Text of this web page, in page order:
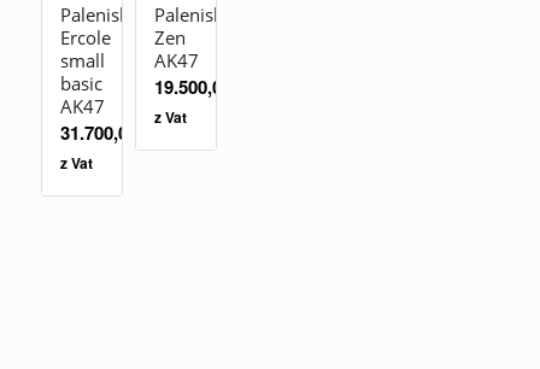
Palenisko
Ercole
small
basic
AK47
31.700,00
z Vat
Palenisko
Zen
AK47
19.500,00
z Vat